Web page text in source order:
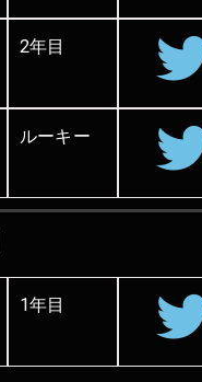
2年目
ルーキー
1年目